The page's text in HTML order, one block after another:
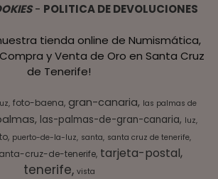
- POLITICA DE DEVOLUCIONES
tienda online de Numismática,
y Venta de Oro en Santa Cruz
de Tenerife!
foto-baena gran-canaria las palmas de
las-palmas-de-gran-canaria luz
puerto-de-la-luz santa santa cruz de tenerife
cruz-de-tenerife tarjeta-postal
tenerife vista